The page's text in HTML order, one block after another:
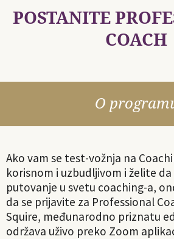
POSTANITE
COACH
O
Ako vam se test-vožnja na
korisnom i uzbudljivom i želite
putovanje u svetu coaching-a,
da se prijavite za Professional
Squire, međunarodno priznatu
održava uživo preko Zoom